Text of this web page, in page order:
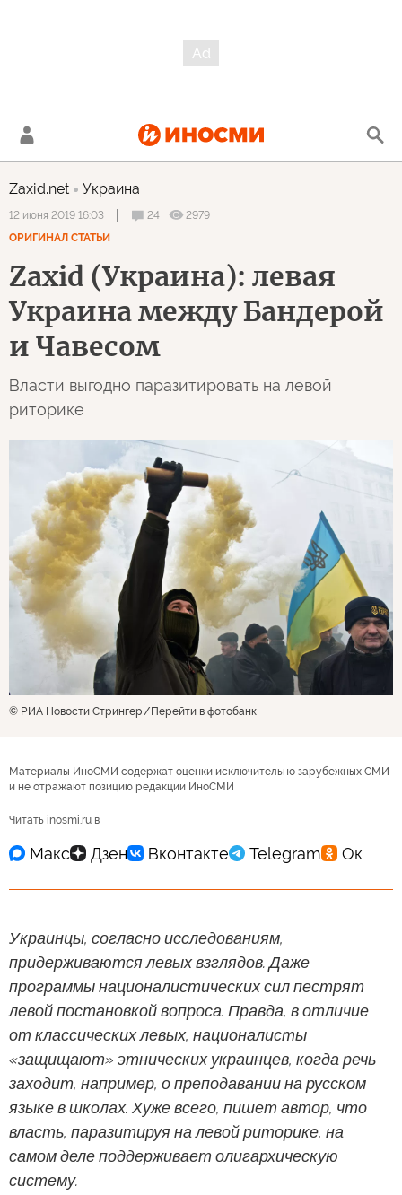
Zaxid.net Украина
12 июня 2019 16:03 24
2979
ОРИГИНАЛ СТАТЬИ
Zaxid (Украина): левая
Украина между Бандерой
и Чавесом
Власти выгодно паразитировать на левой
риторике
© РИА Новости Стрингер Перейти в фотобанк
Материалы ИноСМИ содержат оценки исключительно зарубежных СМИ
и не отражают позицию редакции ИноСМИ
Читать inosmi.ru в
Украинцы, согласно исследованиям,
придерживаются левых взглядов. Даже
программы националистических сил пестрят
левой постановкой вопроса. Правда, в отличие
от классических левых, националисты
«защищают» этнических украинцев, когда речь
заходит, например, о преподавании на русском
языке в школах. Хуже всего, пишет автор, что
власть, паразитируя на левой риторике, на
самом деле поддерживает олигархическую
систему.